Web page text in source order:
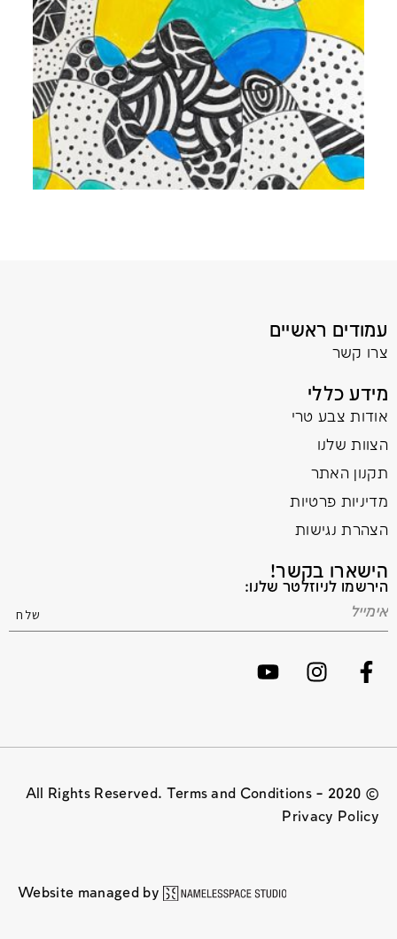
עמודים ראשיים
צרו קשר
מידע כללי
אודות צבע טרי
הצוות שלנו
תקנון האתר
מדיניות פרטיות
הצהרת נגישות
הישארו בקשר!
הירשמו לניוזלטר שלנו:
© 2020 All Rights Reserved. Terms and Conditions –
Privacy Policy
Website managed by